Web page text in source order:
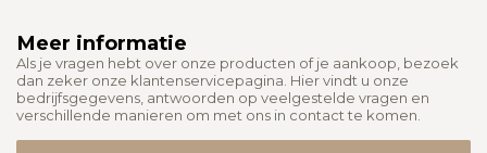
Meer informatie
Als je vragen hebt over onze producten of je aankoop, bezoek
dan zeker onze klantenservicepagina. Hier vindt u onze
bedrijfsgegevens, antwoorden op veelgestelde vragen en
verschillende manieren om met ons in contact te komen.